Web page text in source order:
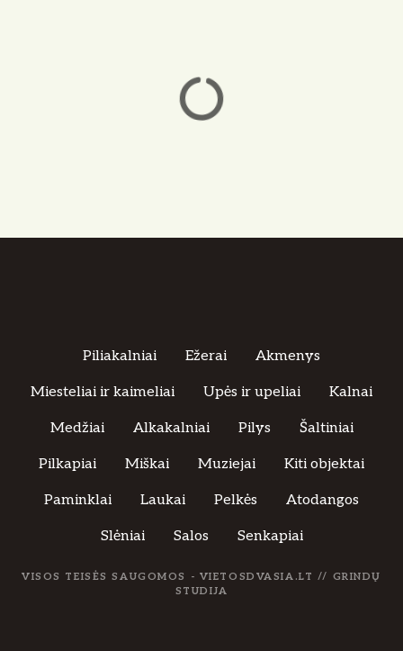
Piliakalniai Ežerai Akmenys
Miesteliai ir kaimeliai Upės ir upeliai Kalnai
Medžiai Alkakalniai Pilys Šaltiniai
Pilkapiai Miškai Muziejai Kiti objektai
Paminklai Laukai Pelkės Atodangos
Slėniai Salos Senkapiai
VISOS TEISĖS SAUGOMOS - VIETOSDVASIA.LT // GRINDŲ
STUDIJA